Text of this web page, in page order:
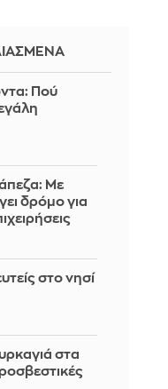
Πού
Με
δρόμο για
στο νησί
στα